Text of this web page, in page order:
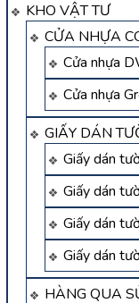
KHO VẬT TƯ
CỬA NHỰA
Cửa nhựa
Cửa nhựa
GIẤY DÁN
Giấy dán
Giấy dán
Giấy dán
Giấy dán
HÀNG QUA